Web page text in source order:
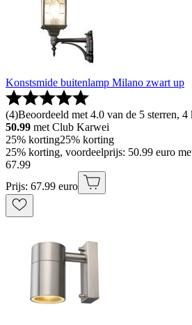
Konstsmide buitenlamp Milano zwart up
(4)Beoordeeld met 4.0 van de 5 sterren,
50.99 met Club Karwei
25% korting25% korting
25% korting, voordeelprijs: 50.99 euro
67.99
Prijs: 67.99 euro